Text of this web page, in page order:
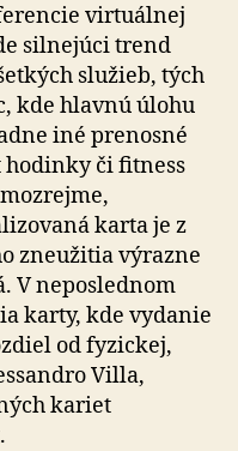
virtuálnej
silnejúci trend
služieb, tých
kde hlavnú úlohu
iné prenosné
hodinky či fitness
karta je z
zneužitia výrazne
V neposlednom
karty, kde vydanie
od fyzickej,
Villa,
kariet